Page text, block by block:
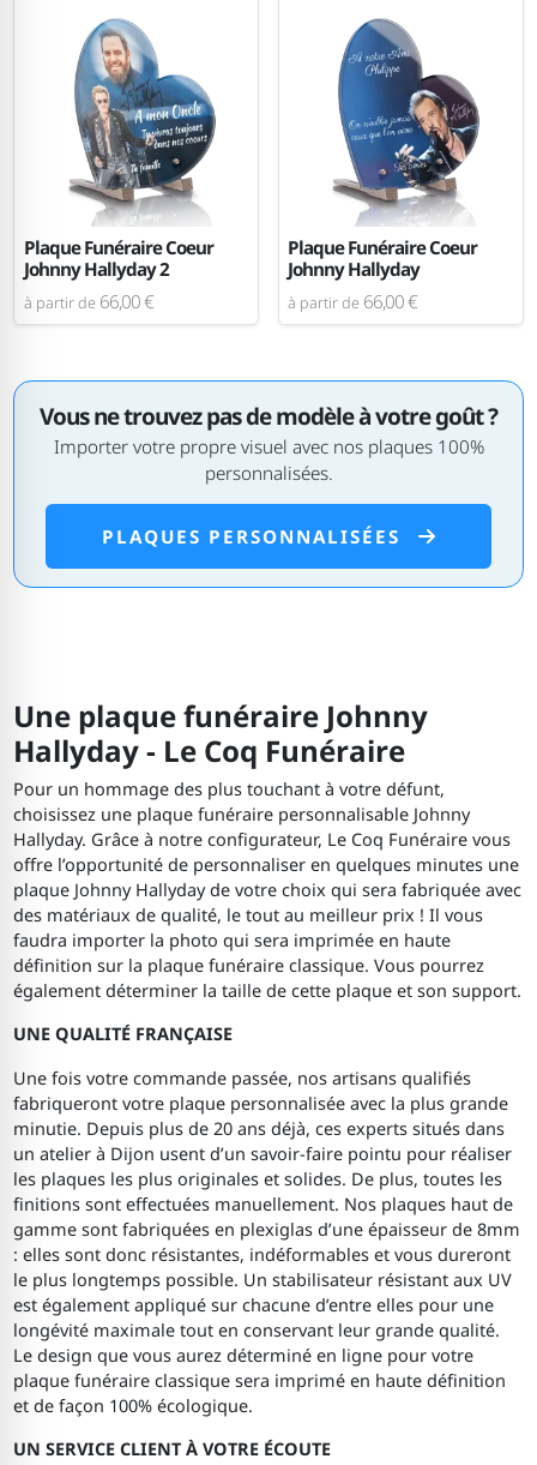
Plaque Funéraire Coeur
Johnny Hallyday 2
à partir de 66,00 €
Plaque Funéraire Coeur
Johnny Hallyday
à partir de 66,00 €
Vous ne trouvez pas de modèle à votre goût ?
Importer votre propre visuel avec nos plaques 100%
personnalisées.
PLAQUES PERSONNALISÉES
Une plaque funéraire Johnny
Hallyday - Le Coq Funéraire
Pour un hommage des plus touchant à votre défunt,
choisissez une plaque funéraire personnalisable Johnny
Hallyday. Grâce à notre configurateur, Le Coq Funéraire vous
offre l’opportunité de personnaliser en quelques minutes une
plaque Johnny Hallyday de votre choix qui sera fabriquée avec
des matériaux de qualité, le tout au meilleur prix ! Il vous
faudra importer la photo qui sera imprimée en haute
définition sur la plaque funéraire classique. Vous pourrez
également déterminer la taille de cette plaque et son support.
UNE QUALITÉ FRANÇAISE
Une fois votre commande passée, nos artisans qualifiés
fabriqueront votre plaque personnalisée avec la plus grande
minutie. Depuis plus de 20 ans déjà, ces experts situés dans
un atelier à Dijon usent d’un savoir-faire pointu pour réaliser
les plaques les plus originales et solides. De plus, toutes les
finitions sont effectuées manuellement. Nos plaques haut de
gamme sont fabriquées en plexiglas d’une épaisseur de 8mm
: elles sont donc résistantes, indéformables et vous dureront
le plus longtemps possible. Un stabilisateur résistant aux UV
est également appliqué sur chacune d’entre elles pour une
longévité maximale tout en conservant leur grande qualité.
Le design que vous aurez déterminé en ligne pour votre
plaque funéraire classique sera imprimé en haute définition
et de façon 100% écologique.
UN SERVICE CLIENT À VOTRE ÉCOUTE